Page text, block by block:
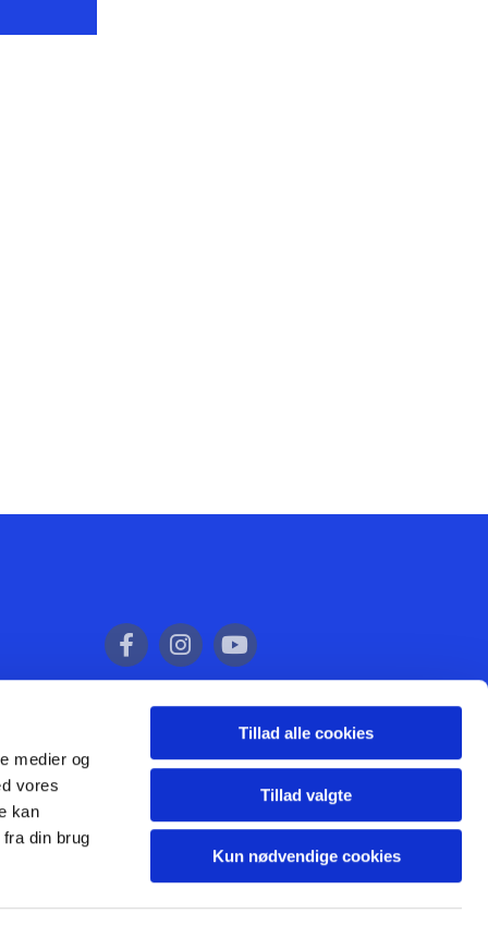
medier og
vores
kan
din brug
Tillad alle cookies
Tillad valgte
Kun nødvendige cookies